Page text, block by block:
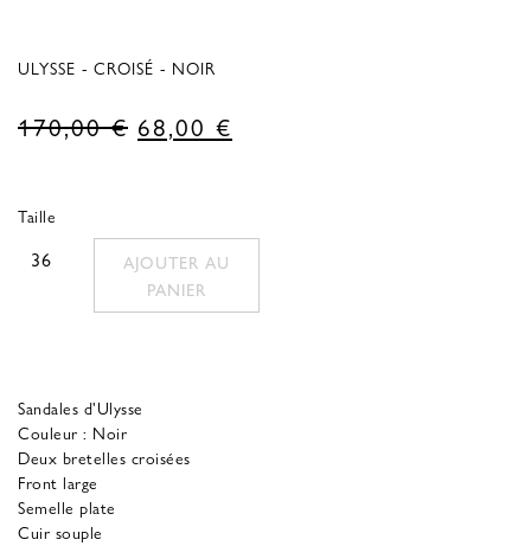
ULYSSE - CROISÉ - NOIR
170,00€ Le
était
de
170,00 €.
68,00 €
est
68,00 €.
Taille
36
AJOUTER AU
PANIER
Sandales d'Ulysse
Couleur : Noir
Deux bretelles croisées
Front large
Semelle plate
Cuir souple